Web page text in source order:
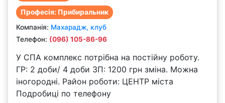
Професія: Прибиральник
Компанiя: Махарадж, клуб
Телефон: (096) 105-86-96
У СПА комплекс потрібна на постійну роботу.
ГР: 2 доби/ 4 доби ЗП: 1200 грн зміна. Можна
іногородні. Район роботи: ЦЕНТР міста
Подробиці по телефону